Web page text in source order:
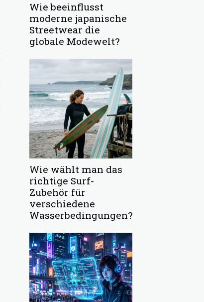
Wie beeinflusst
moderne japanische
Streetwear die
globale Modewelt?
Wie wählt man das
richtige Surf-
Zubehör für
verschiedene
Wasserbedingungen?